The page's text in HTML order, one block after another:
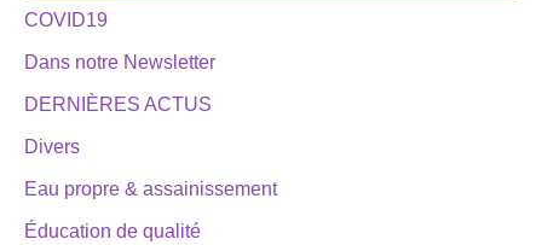
COVID19
Dans notre Newsletter
DERNIÈRES ACTUS
Divers
Eau propre & assainissement
Éducation de qualité